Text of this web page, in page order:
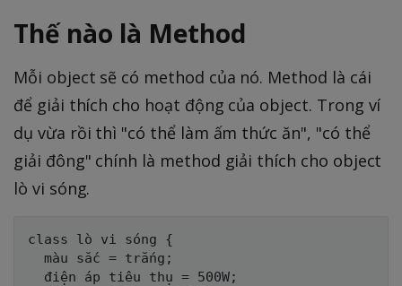
Thế nào là Method
Mỗi object sẽ có method của nó. Method là cái
để giải thích cho hoạt động của object. Trong ví
dụ vừa rồi thì "có thể làm ấm thức ăn", "có thể
giải đông" chính là method giải thích cho object
lò vi sóng.
class lò vi sóng {
  màu sắc = trắng;
  điện áp tiêu thụ = 500W;